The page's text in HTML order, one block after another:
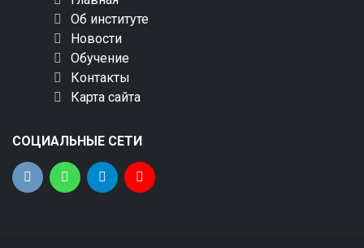
Об институте
Новости
Обучение
Контакты
Карта сайта
СОЦИАЛЬНЫЕ СЕТИ